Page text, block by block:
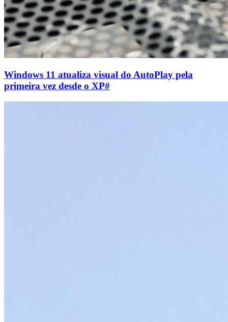
Windows 11 atualiza visual do AutoPlay pela
primeira vez desde o XP#